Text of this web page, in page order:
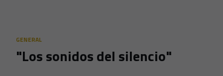
GENERAL
"Los sonidos del silencio"